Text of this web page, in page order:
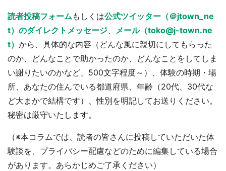
読者投稿フォームもしくは公式ツイッター（＠jtown_ne
t）のダイレクトメッセージ、 メール（toko@j-town.ne
t） から、具体的な内容（どんな風に親切にしてもらった
のか、どんなことで助かったのか、どんなことをしてしま
い謝りたいのかなど、500文字程度～）、体験の時期・場
所、あなたの住んでいる都道府県、年齢（20代、30代な
ど大まかで結構です）、性別を明記してお送りください。
秘密は厳守いたします。
（※本コラムでは、読者の皆さんに投稿していただいた体
験談を、プライバシー配慮などのために編集している場合
があります。あらかじめご了承ください）